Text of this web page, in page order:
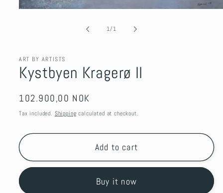
1/of1
ART BY ARTISTS
Kystbyen Kragerø II
Regular
price
102.900,00 NOK
Tax included. Shipping calculated at checkout.
Add to cart
Buy it now